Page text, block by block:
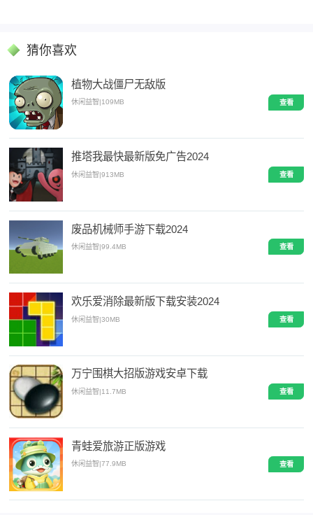
猜你喜欢
植物大战僵尸无敌版
休闲益智|109MB 查看
推塔我最快最新版免广告2024
休闲益智|913MB 查看
废品机械师手游下载2024
休闲益智|99.4MB 查看
欢乐爱消除最新版下载安装2024
休闲益智|30MB 查看
万宁围棋大招版游戏安卓下载
休闲益智|11.7MB 查看
青蛙爱旅游正版游戏
休闲益智|77.9MB 查看